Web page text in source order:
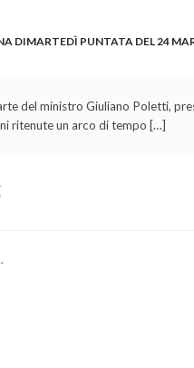
DIMARTEDÌ PUNTATA DEL 24
del ministro Giuliano Poletti,
ritenute un arco di tempo […]